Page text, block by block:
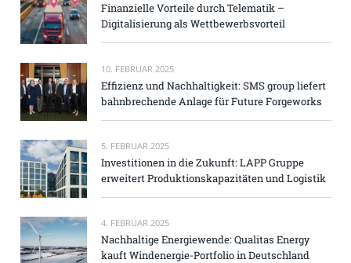
Finanzielle Vorteile durch Telematik –
Digitalisierung als Wettbewerbsvorteil
10. FEBRUAR 2025
Effizienz und Nachhaltigkeit: SMS group liefert
bahnbrechende Anlage für Future Forgeworks
5. FEBRUAR 2025
Investitionen in die Zukunft: LAPP Gruppe
erweitert Produktionskapazitäten und Logistik
4. FEBRUAR 2025
Nachhaltige Energiewende: Qualitas Energy
kauft Windenergie-Portfolio in Deutschland